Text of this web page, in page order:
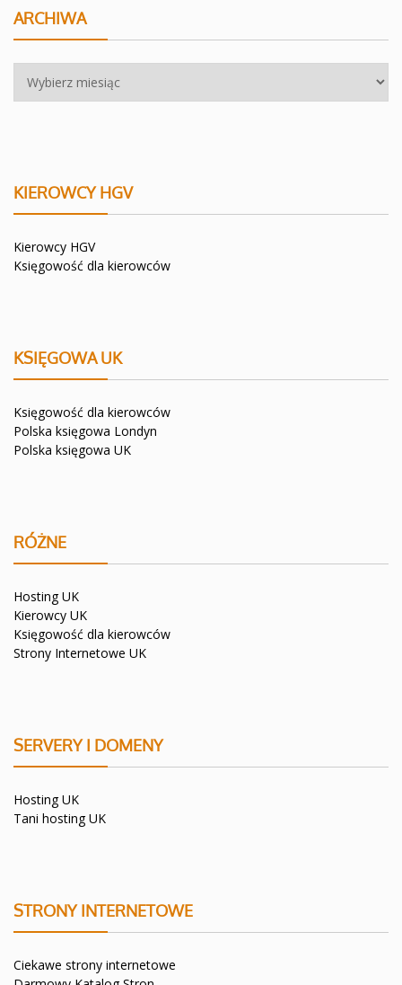
ARCHIWA
KIEROWCY HGV
Kierowcy HGV
Księgowość dla kierowców
KSIĘGOWA UK
Księgowość dla kierowców
Polska księgowa Londyn
Polska księgowa UK
RÓŻNE
Hosting UK
Kierowcy UK
Księgowość dla kierowców
Strony Internetowe UK
SERVERY I DOMENY
Hosting UK
Tani hosting UK
STRONY INTERNETOWE
Ciekawe strony internetowe